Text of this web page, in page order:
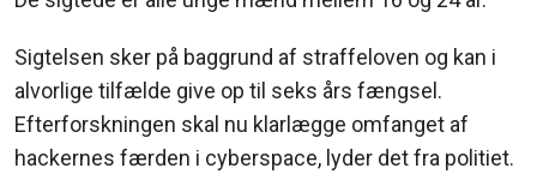
Sigtelsen sker på baggrund af straffeloven og kan i
alvorlige tilfælde give op til seks års fængsel.
Efterforskningen skal nu klarlægge omfanget af
hackernes færden i cyberspace, lyder det fra politiet.